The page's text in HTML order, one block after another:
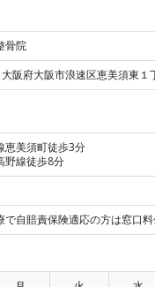
骨院
阪府大阪市浪速区恵美須東
恵美須町徒歩3分
野線徒歩8分
で自賠責保険適応の方は窓口